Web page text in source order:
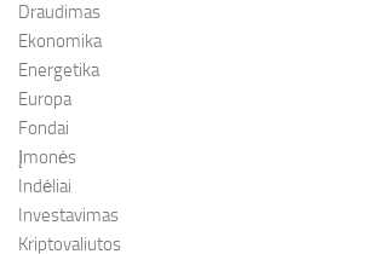
Draudimas
Ekonomika
Energetika
Europa
Fondai
Įmonės
Indėliai
Investavimas
Kriptovaliutos